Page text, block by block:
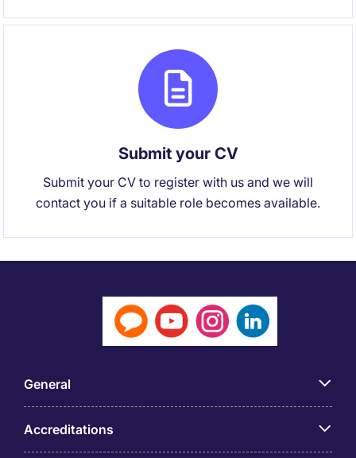
Submit your CV
Submit your CV to register with us and we will
contact you if a suitable role becomes available.
General
Accreditations